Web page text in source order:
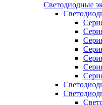
Светодиодные